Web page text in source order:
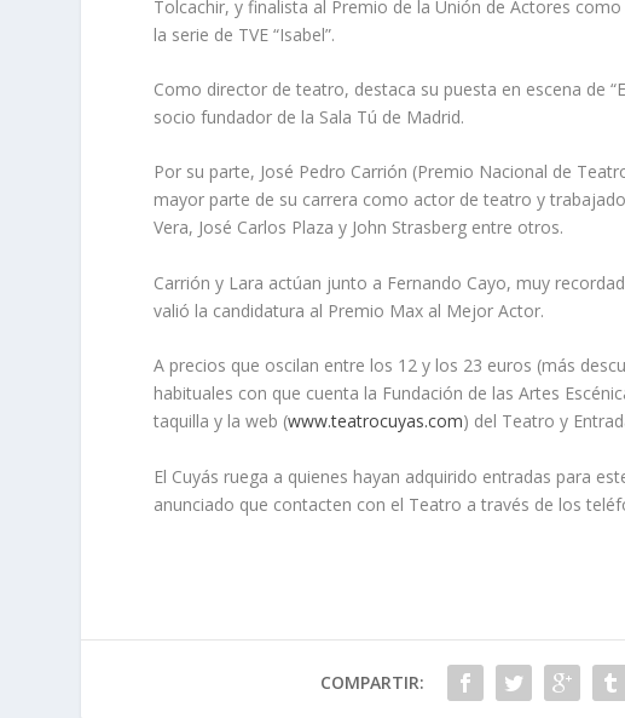
Tolcachir, y finalista al Premio de la Unión de Actores
la serie de TVE “Isabel”.
Como director de teatro, destaca su puesta en escena de
socio fundador de la Sala Tú de Madrid.
Por su parte, José Pedro Carrión (Premio Nacional de
mayor parte de su carrera como actor de teatro y
Vera, José Carlos Plaza y John Strasberg entre otros.
Carrión y Lara actúan junto a Fernando Cayo, muy
valió la candidatura al Premio Max al Mejor Actor.
A precios que oscilan entre los 12 y los 23 euros (más
habituales con que cuenta la Fundación de las Artes
taquilla y la web (www.teatrocuyas.com) del Teatro y
El Cuyás ruega a quienes hayan adquirido entradas para
anunciado que contacten con el Teatro a través de los
COMPARTIR: